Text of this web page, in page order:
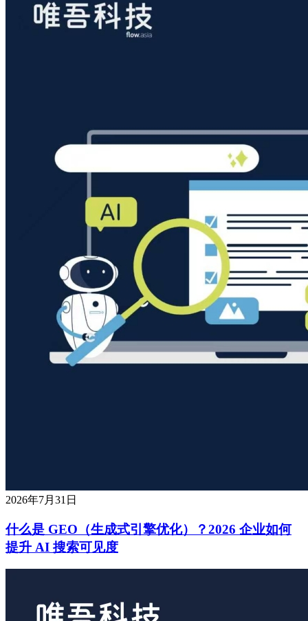
2026年7月31日
什么是 GEO（生成式引擎优化）？2026 企业如何
提升 AI 搜索可见度